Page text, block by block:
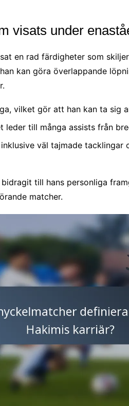
visats under
en rad färdigheter som
kan göra överlappande
vilket gör att han kan ta sig
leder till många assists från
väl tajmade
till hans personliga
matcher.